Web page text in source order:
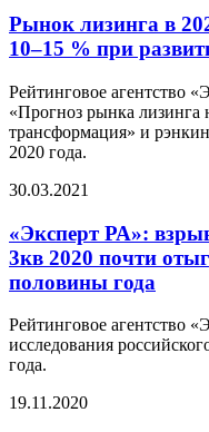
Рынок лизинга в
10–15 % при
Рейтинговое агентство
«Прогноз рынка лизинга
трансформация» и
2020 года.
30.03.2021
«Эксперт РА»:
3кв 2020 почти
половины года
Рейтинговое агентство
исследования
года.
19.11.2020